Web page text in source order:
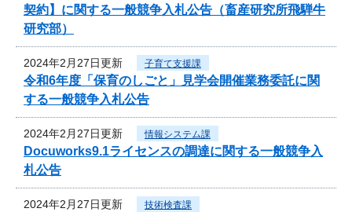
契約】に関する一般競争入札公告（畜産研究所飛騨牛
研究部）
2024年2月27日更新 子育て支援課
令和6年度「保育のしごと」見学会開催業務委託に関
する一般競争入札公告
2024年2月27日更新 情報システム課
Docuworks9.1ライセンスの調達に関する一般競争入
札公告
2024年2月27日更新 技術検査課